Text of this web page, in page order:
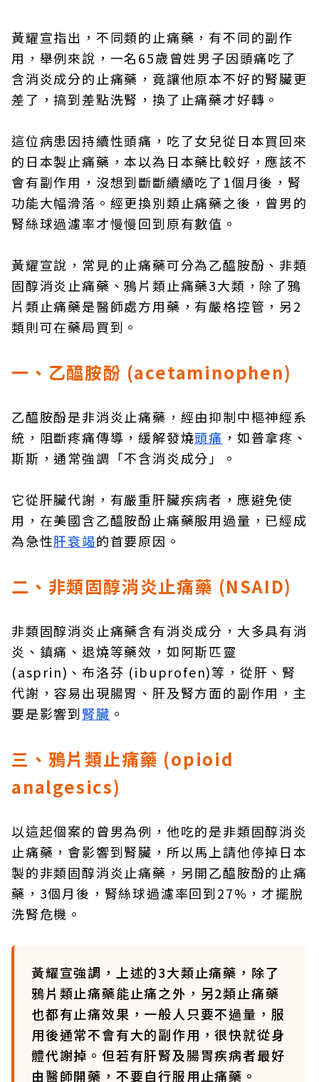
黃耀宣指出，不同類的止痛藥，有不同的副作
用，舉例來說，一名65歲曾姓男子因頭痛吃了
含消炎成分的止痛藥，竟讓他原本不好的腎臟更
差了，搞到差點洗腎，換了止痛藥才好轉。
這位病患因持續性頭痛，吃了女兒從日本買回來
的日本製止痛藥，本以為日本藥比較好，應該不
會有副作用，沒想到斷斷續續吃了1個月後，腎
功能大幅滑落。經更換別類止痛藥之後，曾男的
腎絲球過濾率才慢慢回到原有數值。
黃耀宣說，常見的止痛藥可分為乙醯胺酚、非類
固醇消炎止痛藥、鴉片類止痛藥3大類，除了鴉
片類止痛藥是醫師處方用藥，有嚴格控管，另2
類則可在藥局買到。
一、乙醯胺酚 (acetaminophen)
乙醯胺酚是非消炎止痛藥，經由抑制中樞神經系
統，阻斷疼痛傳導，緩解發燒頭痛 ，如普拿疼、
斯斯，通常強調「不含消炎成分」。
它從肝臟代謝，有嚴重肝臟疾病者，應避免使
用，在美國含乙醯胺酚止痛藥服用過量，已經成
為急性肝衰竭的首要原因。
二、非類固醇消炎止痛藥 (NSAID)
非類固醇消炎止痛藥含有消炎成分，大多具有消
炎、鎮痛、退燒等藥效，如阿斯匹靈
(asprin)、布洛芬 (ibuprofen)等，從肝、腎
代謝，容易出現腸胃、肝及腎方面的副作用，主
要是影響到腎臟 。
三、鴉片類止痛藥 (opioid
analgesics)
以這起個案的曾男為例，他吃的是非類固醇消炎
止痛藥，會影響到腎臟，所以馬上請他停掉日本
製的非類固醇消炎止痛藥，另開乙醯胺酚的止痛
藥，3個月後，腎絲球過濾率回到27%，才擺脫
洗腎危機。
黃耀宣強調，上述的3大類止痛藥，除了
鴉片類止痛藥能止痛之外，另2類止痛藥
也都有止痛效果，一般人只要不過量，服
用後通常不會有大的副作用，很快就從身
體代謝掉。但若有肝腎及腸胃疾病者最好
由醫師開藥，不要自行服用止痛藥。